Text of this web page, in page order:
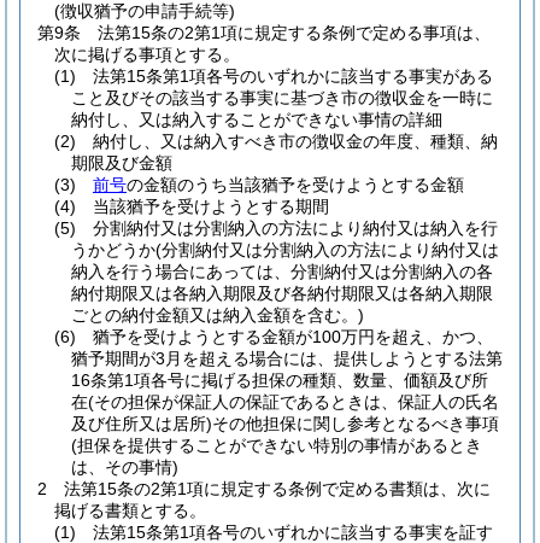
(徴収猶予の申請手続等)
第9条
法第15条の2第1項に規定する条例で定める事項は、
次に掲げる事項とする。
(1)
法第15条第1項各号のいずれかに該当する事実がある
こと及びその該当する事実に基づき市の徴収金を一時に
納付し、又は納入することができない事情の詳細
(2)
納付し、又は納入すべき市の徴収金の年度、種類、納
期限及び金額
(3)
前号の金額のうち当該猶予を受けようとする金額
(4)
当該猶予を受けようとする期間
(5)
分割納付又は分割納入の方法により納付又は納入を行
うかどうか(分割納付又は分割納入の方法により納付又は
納入を行う場合にあっては、分割納付又は分割納入の各
納付期限又は各納入期限及び各納付期限又は各納入期限
ごとの納付金額又は納入金額を含む。)
(6)
猶予を受けようとする金額が100万円を超え、かつ、
猶予期間が3月を超える場合には、提供しようとする法第
16条第1項各号に掲げる担保の種類、数量、価額及び所
在(その担保が保証人の保証であるときは、保証人の氏名
及び住所又は居所)その他担保に関し参考となるべき事項
(担保を提供することができない特別の事情があるとき
は、その事情)
2
法第15条の2第1項に規定する条例で定める書類は、次に
掲げる書類とする。
(1)
法第15条第1項各号のいずれかに該当する事実を証す